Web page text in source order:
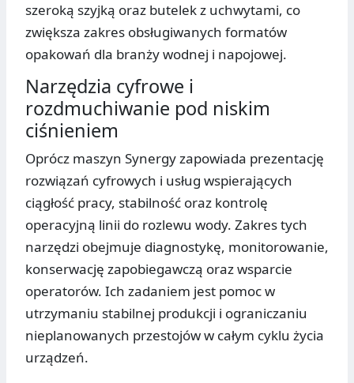
szeroką szyjką oraz butelek z uchwytami, co
zwiększa zakres obsługiwanych formatów
opakowań dla branży wodnej i napojowej.
Narzędzia cyfrowe i
rozdmuchiwanie pod niskim
ciśnieniem
Oprócz maszyn Synergy zapowiada prezentację
rozwiązań cyfrowych i usług wspierających
ciągłość pracy, stabilność oraz kontrolę
operacyjną linii do rozlewu wody. Zakres tych
narzędzi obejmuje diagnostykę, monitorowanie,
konserwację zapobiegawczą oraz wsparcie
operatorów. Ich zadaniem jest pomoc w
utrzymaniu stabilnej produkcji i ograniczaniu
nieplanowanych przestojów w całym cyklu życia
urządzeń.